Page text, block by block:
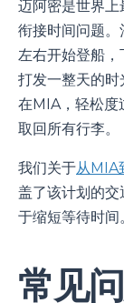
迈阿密是世界
衔接时间问题。
左右开始登船
打发一整天的
在MIA，轻松度
取回所有行李。
我们关于从MIA
盖了该计划的交
于缩短等待时间
常见